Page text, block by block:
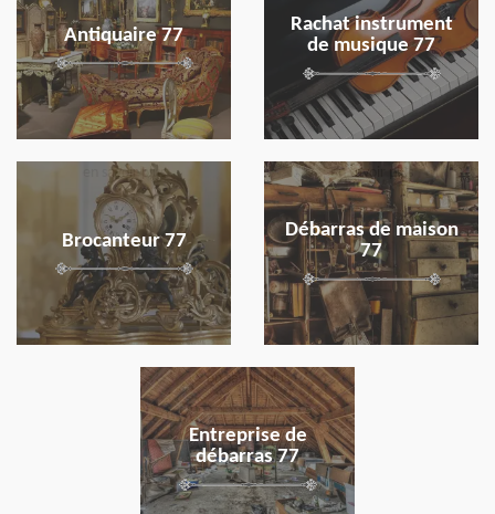
Antiquaire 77
Rachat instrument
de musique 77
Brocanteur 77
en savoir plus
Débarras de maison
77
en savoir plus
Entreprise de
débarras 77
en savoir plus